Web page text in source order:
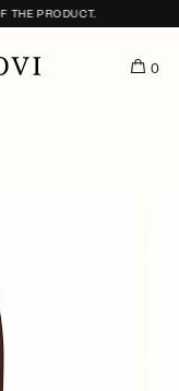
PRODUCT.
0